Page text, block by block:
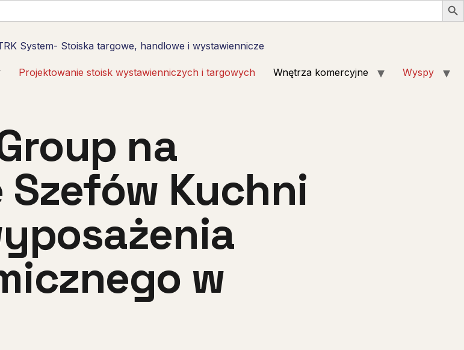
System- Stoiska targowe, handlowe i wystawiennicze
Projektowanie stoisk wystawienniczych i targowych Wnętrza komercyjne Wyspy
na
Szefów Kuchni
w